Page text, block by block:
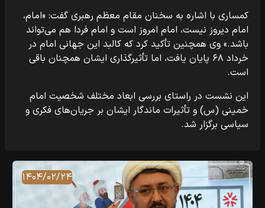
کمساری با اشاره به سخنان مقام معظم رهبری گفت: «امام،
امام دیروز نیست، امام امروز است و امام فردا هم می‌تواند
باشد.» وی همچنین تأکید کرد که کالبد این جهانی امام در
خرداد ۶۸ پایان یافت، اما تأثیرگذاری ایشان همچنان باقی
است.
این نشست در راستای بررسی ابعاد مختلف شخصیت امام
خمینی (س) و تأثیرات ماندگار ایشان بر جریان‌های فکری و
سیاسی برگزار شد.
۱۴۰۴/۰۲/۲۴